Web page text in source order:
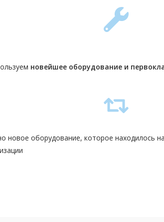
новейшее оборудование и
оборудование, которое находилось